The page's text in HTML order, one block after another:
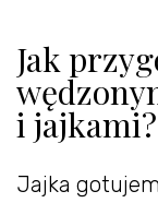
Jak
i jajkami?
Jajka